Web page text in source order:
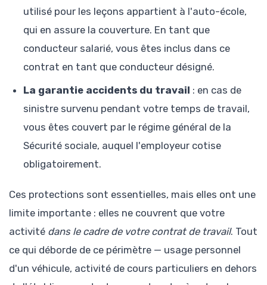
utilisé pour les leçons appartient à l'auto-école,
qui en assure la couverture. En tant que
conducteur salarié, vous êtes inclus dans ce
contrat en tant que conducteur désigné.
La garantie accidents du travail : en cas de
sinistre survenu pendant votre temps de travail,
vous êtes couvert par le régime général de la
Sécurité sociale, auquel l'employeur cotise
obligatoirement.
Ces protections sont essentielles, mais elles ont une
limite importante : elles ne couvrent que votre
activité dans le cadre de votre contrat de travail. Tout
ce qui déborde de ce périmètre — usage personnel
d'un véhicule, activité de cours particuliers en dehors